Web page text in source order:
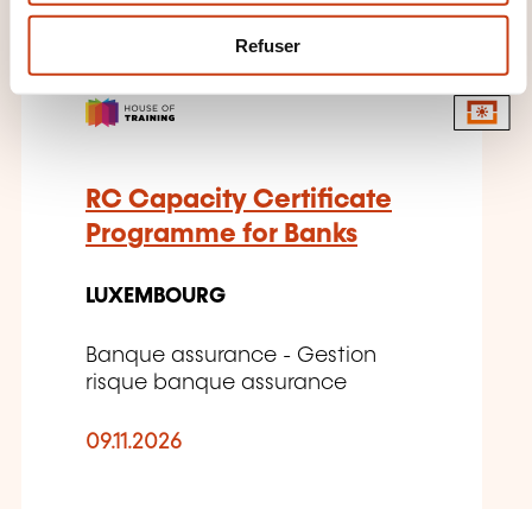
n
Refuser
RC Capacity Certificate
Programme for Banks
LUXEMBOURG
Banque assurance - Gestion
risque banque assurance
09.11.2026